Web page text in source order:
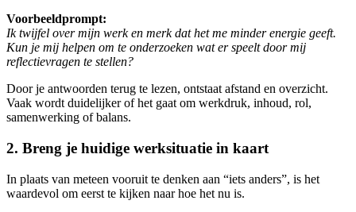
Voorbeeldprompt:
Ik twijfel over mijn werk en merk dat het me minder energie geeft.
Kun je mij helpen om te onderzoeken wat er speelt door mij
reflectievragen te stellen?
Door je antwoorden terug te lezen, ontstaat afstand en overzicht.
Vaak wordt duidelijker of het gaat om werkdruk, inhoud, rol,
samenwerking of balans.
2. Breng je huidige werksituatie in kaart
In plaats van meteen vooruit te denken aan “iets anders”, is het
waardevol om eerst te kijken naar hoe het nu is.